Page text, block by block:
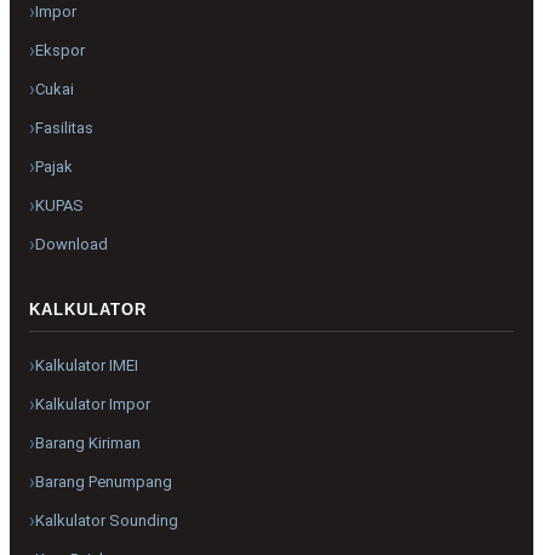
Impor
Ekspor
Cukai
Fasilitas
Pajak
KUPAS
Download
KALKULATOR
Kalkulator IMEI
Kalkulator Impor
Barang Kiriman
Barang Penumpang
Kalkulator Sounding